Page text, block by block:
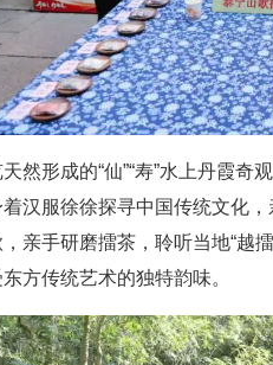
然形成的“仙”“寿”水上丹霞
汉服徐徐探寻中国传统文化
亲手研磨擂茶，聆听当地“越
方传统艺术的独特韵味。